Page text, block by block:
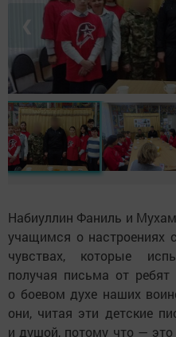
Набиуллин Фаниль и
учащимся о настроениях
чувствах, которые
получая письма от
о боевом духе наших
они, читая эти детские
и душой, потому что — это